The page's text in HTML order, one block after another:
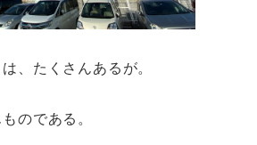
、たくさんあるが。
のである。